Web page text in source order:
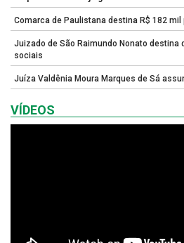
Comarca de Paulistana destina R$ 182
Juizado de São Raimundo Nonato destina
sociais
Juíza Valdênia Moura Marques de Sá
VÍDEOS